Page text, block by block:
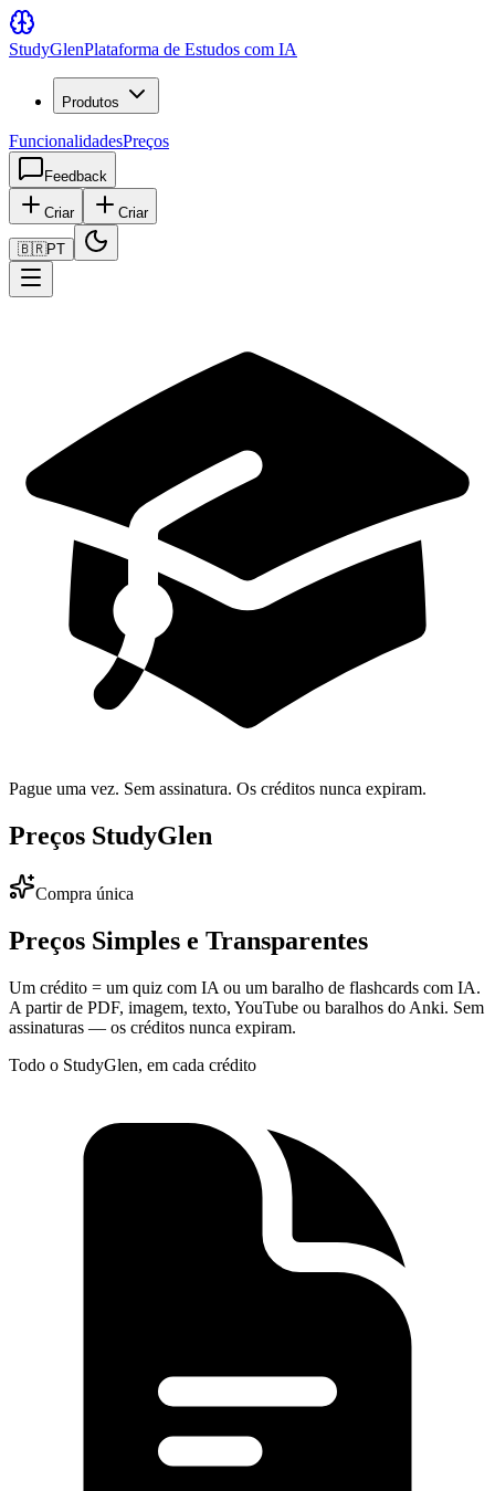
StudyGlenPlataforma de Estudos com IA
Produtos
FuncionalidadesPreços
Feedback
Criar Criar
🇧🇷PT
Pague uma vez. Sem assinatura. Os créditos nunca expiram.
Preços StudyGlen
Compra única
Preços Simples e Transparentes
Um crédito = um quiz com IA ou um baralho de flashcards com IA.
A partir de PDF, imagem, texto, YouTube ou baralhos do Anki. Sem
assinaturas — os créditos nunca expiram.
Todo o StudyGlen, em cada crédito